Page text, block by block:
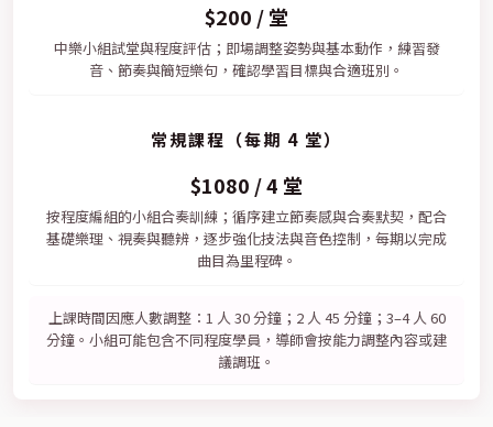
$200 / 堂
中樂小組試堂與程度評估；即場調整姿勢與基本動作，練習發
音、節奏與簡短樂句，確認學習目標與合適班別。
常規課程（每期 4 堂）
$1080 / 4 堂
按程度編組的小組合奏訓練；循序建立節奏感與合奏默契，配合
基礎樂理、視奏與聽辨，逐步強化技法與音色控制，每期以完成
曲目為里程碑。
上課時間因應人數調整：1 人 30 分鐘；2 人 45 分鐘；3–4 人 60
分鐘。小組可能包含不同程度學員，導師會按能力調整內容或建
議調班。